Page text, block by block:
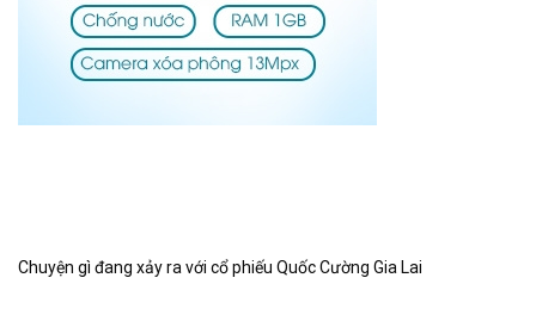
Chuyện gì đang xảy ra với cổ phiếu Quốc Cường Gia Lai